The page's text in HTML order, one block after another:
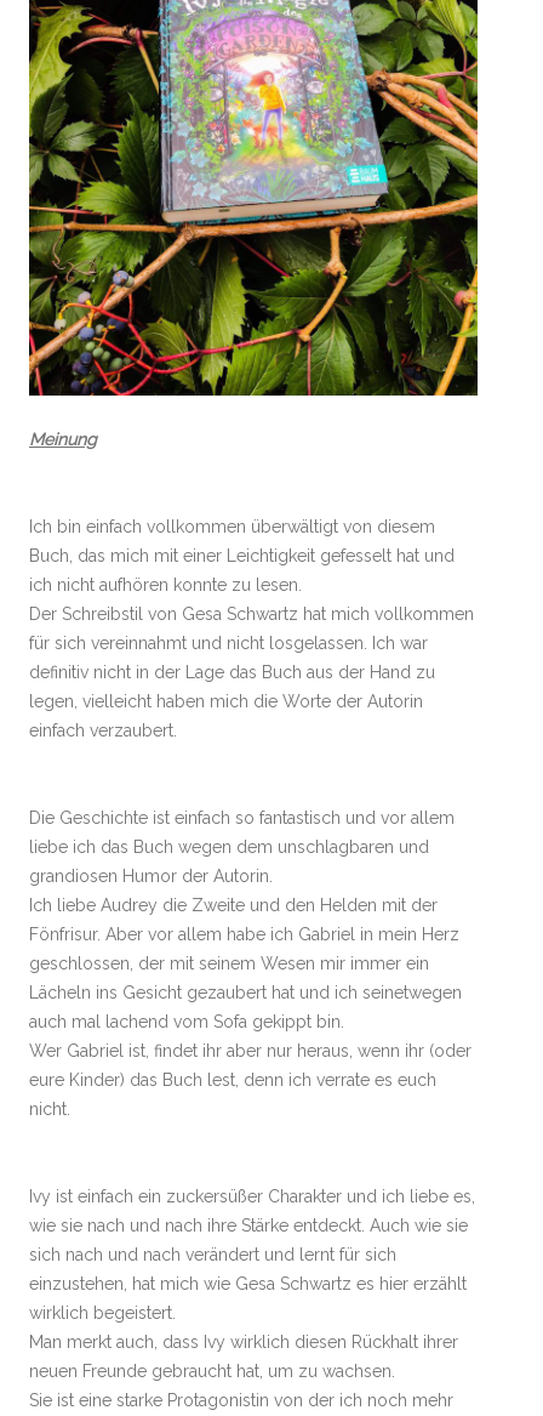
Meinung
Ich bin einfach vollkommen überwältigt von diesem
Buch, das mich mit einer Leichtigkeit gefesselt hat und
ich nicht aufhören konnte zu lesen.
Der Schreibstil von Gesa Schwartz hat mich vollkommen
für sich vereinnahmt und nicht losgelassen. Ich war
definitiv nicht in der Lage das Buch aus der Hand zu
legen, vielleicht haben mich die Worte der Autorin
einfach verzaubert.
Die Geschichte ist einfach so fantastisch und vor allem
liebe ich das Buch wegen dem unschlagbaren und
grandiosen Humor der Autorin.
Ich liebe Audrey die Zweite und den Helden mit der
Fönfrisur. Aber vor allem habe ich Gabriel in mein Herz
geschlossen, der mit seinem Wesen mir immer ein
Lächeln ins Gesicht gezaubert hat und ich seinetwegen
auch mal lachend vom Sofa gekippt bin.
Wer Gabriel ist, findet ihr aber nur heraus, wenn ihr (oder
eure Kinder) das Buch lest, denn ich verrate es euch
nicht.
Ivy ist einfach ein zuckersüßer Charakter und ich liebe es,
wie sie nach und nach ihre Stärke entdeckt. Auch wie sie
sich nach und nach verändert und lernt für sich
einzustehen, hat mich wie Gesa Schwartz es hier erzählt
wirklich begeistert.
Man merkt auch, dass Ivy wirklich diesen Rückhalt ihrer
neuen Freunde gebraucht hat, um zu wachsen.
Sie ist eine starke Protagonistin von der ich noch mehr